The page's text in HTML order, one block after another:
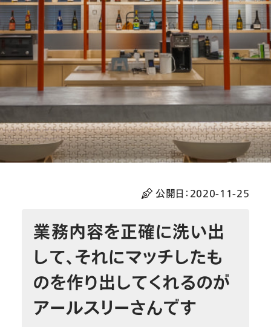
公開日： 2020-11-25
業務内容を正確に洗い出
して、それにマッチしたも
のを作り出してくれるのが
アールスリーさんです